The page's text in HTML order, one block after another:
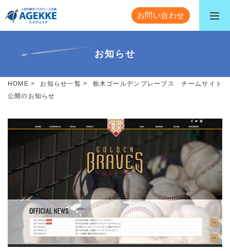
お問い合わせ
お知らせ
HOME > お知らせ一覧 >
栃木ゴールデンブレーブス チームサイト
公開のお知らせ